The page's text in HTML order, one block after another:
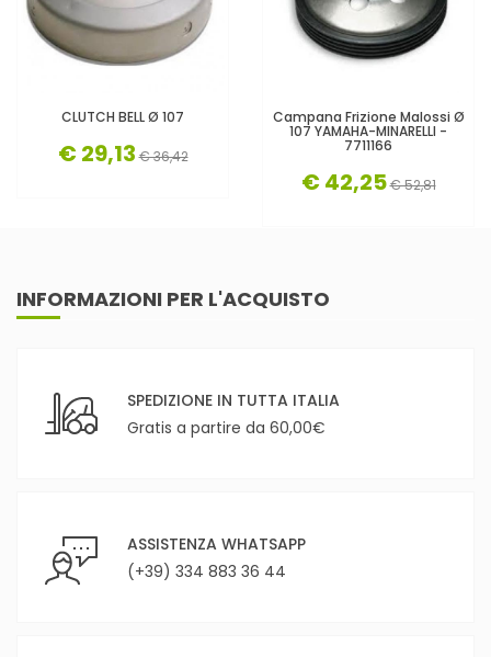
CLUTCH BELL Ø 107
€ 29,13 € 36,42
Campana Frizione Malossi Ø
107 YAMAHA-MINARELLI -
7711166
€ 42,25€ 52,81
INFORMAZIONI PER L'ACQUISTO
SPEDIZIONE IN TUTTA ITALIA
Gratis a partire da 60,00€
ASSISTENZA WHATSAPP
(+39) 334 883 36 44